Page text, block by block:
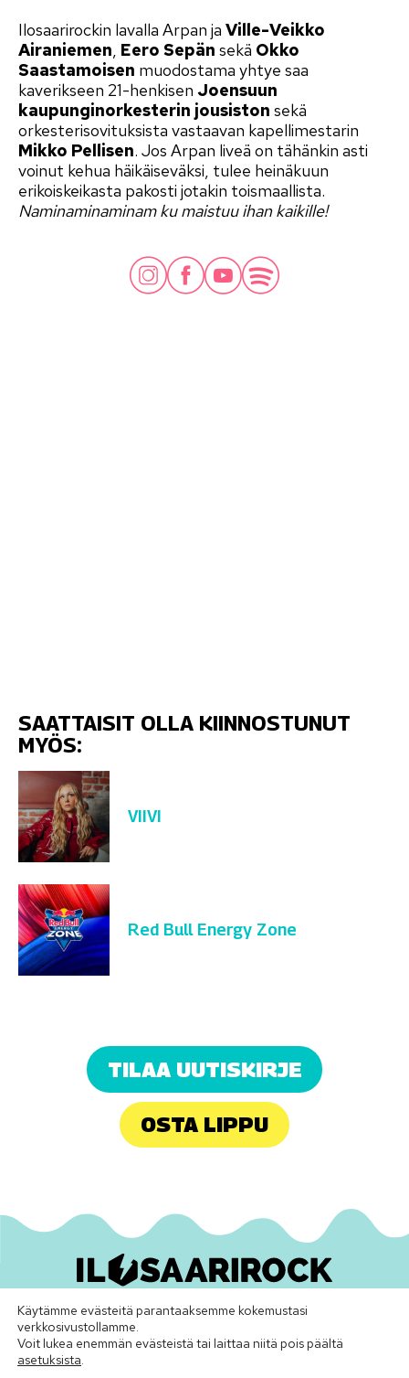
Ilosaarirockin lavalla Arpan ja Ville-Veikko
Airaniemen, Eero Sepän sekä Okko
Saastamoisen muodostama yhtye saa
kaverikseen 21-henkisen Joensuun
kaupunginorkesterin jousiston sekä
orkesterisovituksista vastaavan kapellimestarin
Mikko Pellisen. Jos Arpan liveä on tähänkin asti
voinut kehua häikäiseväksi, tulee heinäkuun
erikoiskeikasta pakosti jotakin toismaallista.
Naminaminaminam ku maistuu ihan kaikille!
SAATTAISIT OLLA KIINNOSTUNUT
MYÖS:
VIIVI
Red Bull Energy Zone
TILAA UUTISKIRJE
OSTA LIPPU
Ilosaarirock Oy•info@ilosaarirock.fi
InstagramFacebook
TikTokLinkedInSpotifyYoutubeVimeo
Käytämme evästeitä parantaaksemme kokemustasi
verkkosivustollamme.
Voit lukea enemmän evästeistä tai laittaa niitä pois päältä
asetuksista.